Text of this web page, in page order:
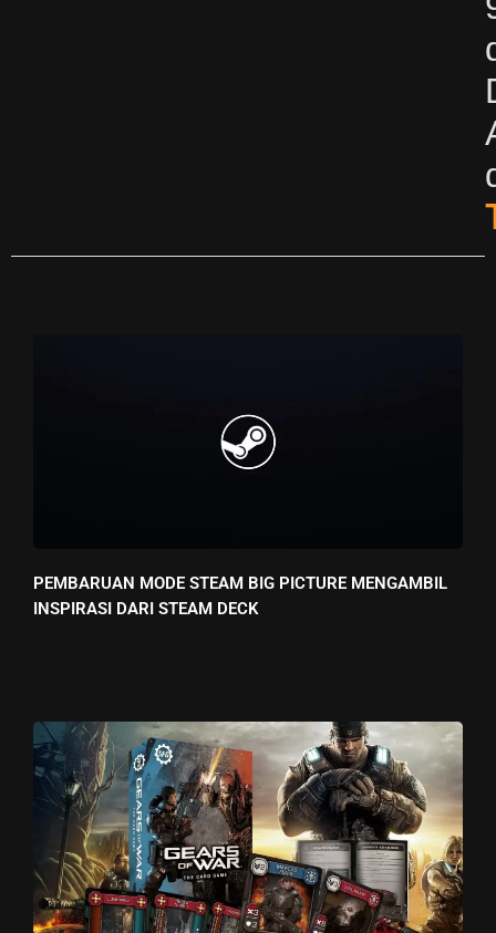
PEMBARUAN MODE STEAM BIG PICTURE MENGAMBIL
INSPIRASI DARI STEAM DECK